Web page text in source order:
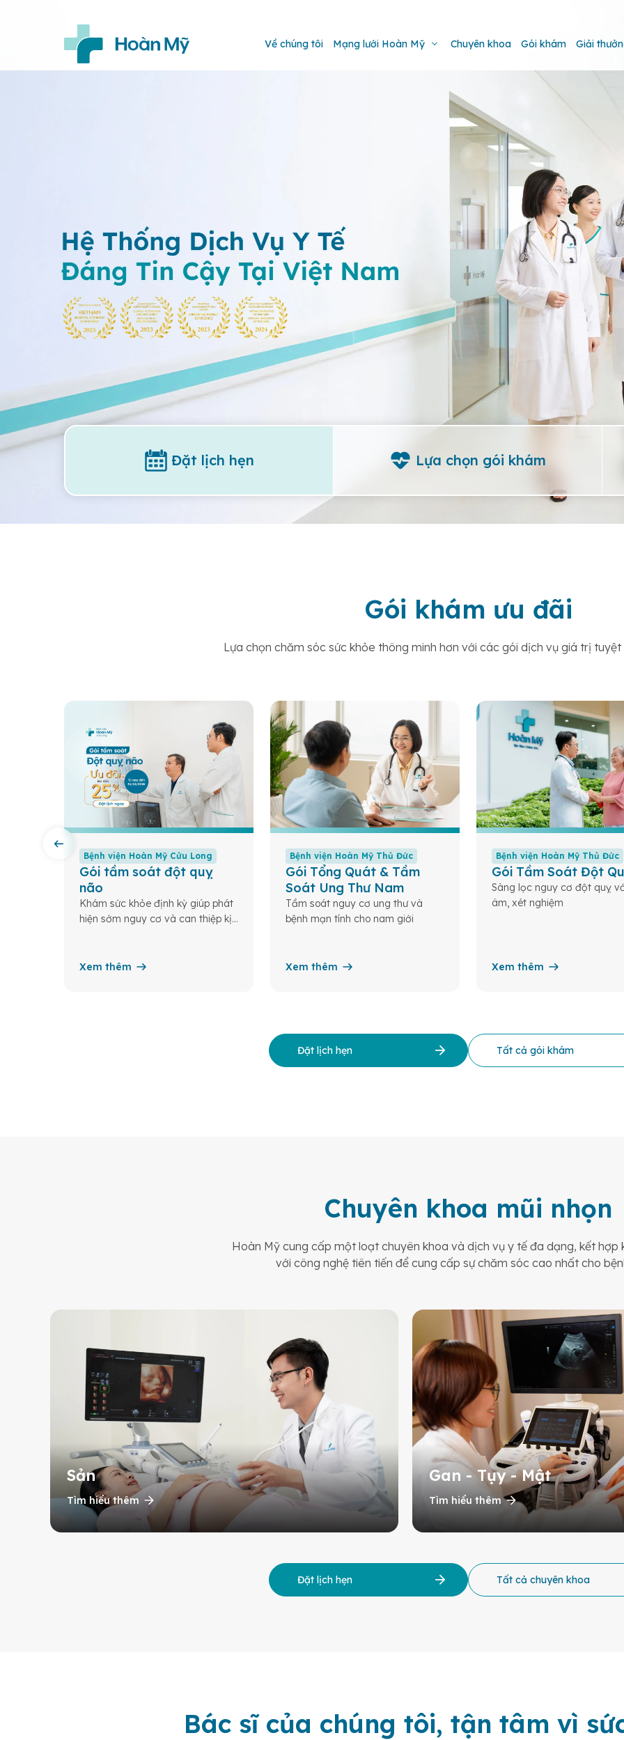
Về chúng tôi Mạng lưới Hoàn Mỹ Chuyên khoa Gói khám Giải
Đặt lịch hẹn Lựa chọn gói khám
Gói khám ưu đãi
Lựa chọn chăm sóc sức khỏe thông minh hơn với các gói dịch vụ giá trị
Bệnh viện Hoàn Mỹ Cửu Long
Gói tầm soát đột quỵ
não
Khám sức khỏe định kỳ giúp phát
hiện sớm nguy cơ và can thiệp kịp
Xem thêm
Bệnh viện Hoàn Mỹ Thủ Đức
Gói Tổng Quát & Tầm
Soát Ung Thư Nam
Tầm soát nguy cơ ung thư và
bệnh mạn tính cho nam giới
Xem thêm
Bệnh viện Hoàn Mỹ Thủ Đức
Gói Tầm Soát Đột
Sàng lọc nguy cơ đột quỵ
âm, xét nghiệm
Xem thêm
Đặt lịch hẹn Tất cả gói khám
Chuyên khoa mũi nhọn
Hoàn Mỹ cung cấp một loạt chuyên khoa và dịch vụ y tế đa dạng, kết hợp
với công nghệ tiên tiến để cung cấp sự chăm sóc cao nhất cho
Sản
Tìm hiểu thêm
Gan - Tụy - Mật
Tìm hiểu thêm
Đặt lịch hẹn Tất cả chuyên khoa
Bác sĩ của chúng tôi, tận tâm vì